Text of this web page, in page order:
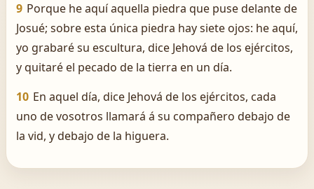
9 Porque he aquí aquella piedra que puse delante de
Josué; sobre esta única piedra hay siete ojos: he aquí,
yo grabaré su escultura, dice Jehová de los ejércitos,
y quitaré el pecado de la tierra en un día.
10 En aquel día, dice Jehová de los ejércitos, cada
uno de vosotros llamará á su compañero debajo de
la vid, y debajo de la higuera.